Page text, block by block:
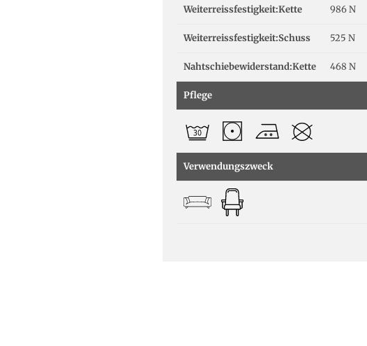
Weiterreissfestigkeit:Kette 986 N
Weiterreissfestigkeit:Schuss 525 N
Nahtschiebewiderstand:Kette 468 N
Pflege
Verwendungszweck